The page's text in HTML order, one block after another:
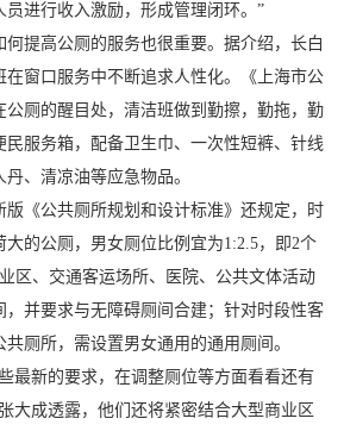
进行收入激励，形成管理闭环。”
何提高公厕的服务也很重要。据介绍，长白
在窗口服务中不断追求人性化。《上海市公
公厕的醒目处，清洁班做到勤擦，勤拖，勤
民服务箱，配备卫生巾、一次性短裤、针线
、清凉油等应急物品。
版《公共厕所规划和设计标准》还规定，时
的公厕，男女厕位比例宜为1:2.5，即2个
区、交通客运场所、医院、公共文体活动
，并要求与无障碍厕间合建；针对时段性客
厕所，需设置男女通用的通用厕间。
最新的要求，在调整厕位等方面看看还有
大成透露，他们还将紧密结合大型商业区